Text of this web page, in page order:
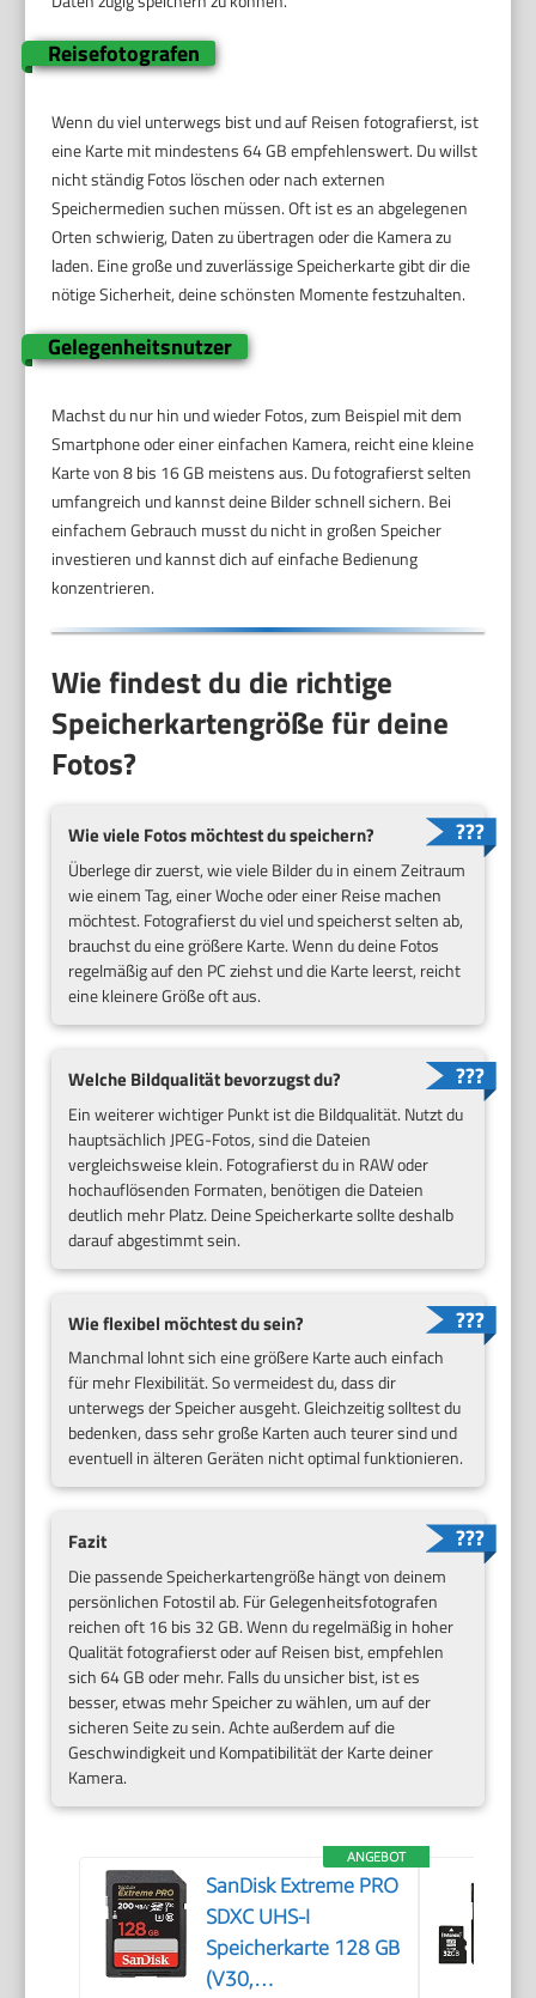
Reisefotografen
Wenn du viel unterwegs bist und auf Reisen fotografierst, ist
eine Karte mit mindestens 64 GB empfehlenswert. Du willst
nicht ständig Fotos löschen oder nach externen
Speichermedien suchen müssen. Oft ist es an abgelegenen
Orten schwierig, Daten zu übertragen oder die Kamera zu
laden. Eine große und zuverlässige Speicherkarte gibt dir die
nötige Sicherheit, deine schönsten Momente festzuhalten.
Gelegenheitsnutzer
Machst du nur hin und wieder Fotos, zum Beispiel mit dem
Smartphone oder einer einfachen Kamera, reicht eine kleine
Karte von 8 bis 16 GB meistens aus. Du fotografierst selten
umfangreich und kannst deine Bilder schnell sichern. Bei
einfachem Gebrauch musst du nicht in großen Speicher
investieren und kannst dich auf einfache Bedienung
konzentrieren.
Wie findest du die richtige
Speicherkartengröße für deine
Fotos?
Wie viele Fotos möchtest du speichern?
Überlege dir zuerst, wie viele Bilder du in einem Zeitraum
wie einem Tag, einer Woche oder einer Reise machen
möchtest. Fotografierst du viel und speicherst selten ab,
brauchst du eine größere Karte. Wenn du deine Fotos
regelmäßig auf den PC ziehst und die Karte leerst, reicht
eine kleinere Größe oft aus.
Welche Bildqualität bevorzugst du?
Ein weiterer wichtiger Punkt ist die Bildqualität. Nutzt du
hauptsächlich JPEG-Fotos, sind die Dateien
vergleichsweise klein. Fotografierst du in RAW oder
hochauflösenden Formaten, benötigen die Dateien
deutlich mehr Platz. Deine Speicherkarte sollte deshalb
darauf abgestimmt sein.
Wie flexibel möchtest du sein?
Manchmal lohnt sich eine größere Karte auch einfach
für mehr Flexibilität. So vermeidest du, dass dir
unterwegs der Speicher ausgeht. Gleichzeitig solltest du
bedenken, dass sehr große Karten auch teurer sind und
eventuell in älteren Geräten nicht optimal funktionieren.
Fazit
Die passende Speicherkartengröße hängt von deinem
persönlichen Fotostil ab. Für Gelegenheitsfotografen
reichen oft 16 bis 32 GB. Wenn du regelmäßig in hoher
Qualität fotografierst oder auf Reisen bist, empfehlen
sich 64 GB oder mehr. Falls du unsicher bist, ist es
besser, etwas mehr Speicher zu wählen, um auf der
sicheren Seite zu sein. Achte außerdem auf die
Geschwindigkeit und Kompatibilität der Karte deiner
Kamera.
ANGEBOT
SanDisk Extreme PRO
SDXC UHS-I
Speicherkarte 128 GB
(V30,